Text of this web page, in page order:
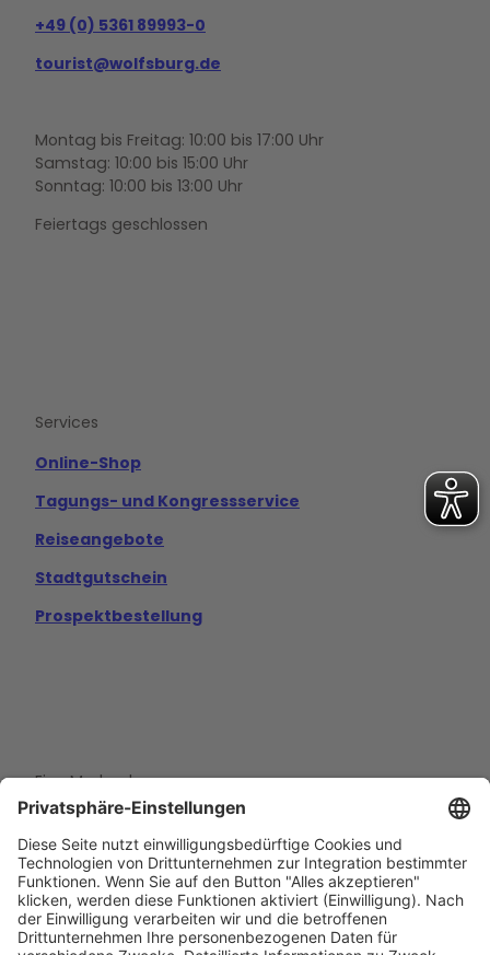
+49 (0) 5361 89993-0
tourist@wolfsburg.de
Montag bis Freitag: 10:00 bis 17:00 Uhr
Samstag: 10:00 bis 15:00 Uhr
Sonntag: 10:00 bis 13:00 Uhr
Feiertags geschlossen
o e
m
Services
Online-Shop
Tagungs- und Kongressservice
Reiseangebote
Stadtgutschein
Prospektbestellung
Eine Marke der
Wolfsburg Wirtschaft und Marketing GmbH
Porschestraße 26
38440 Wolfsburg